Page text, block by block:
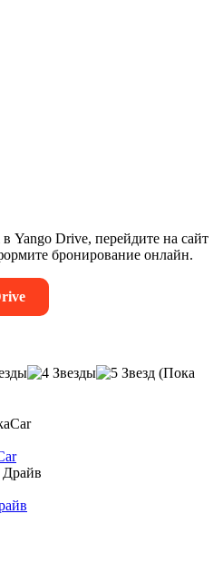
Yango Drive, перейдите на сайт
бронирование онлайн.
(Пока